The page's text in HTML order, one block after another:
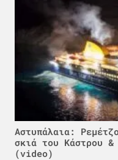
Αστυπάλαια:
σκιά του Κάστρου
(video)